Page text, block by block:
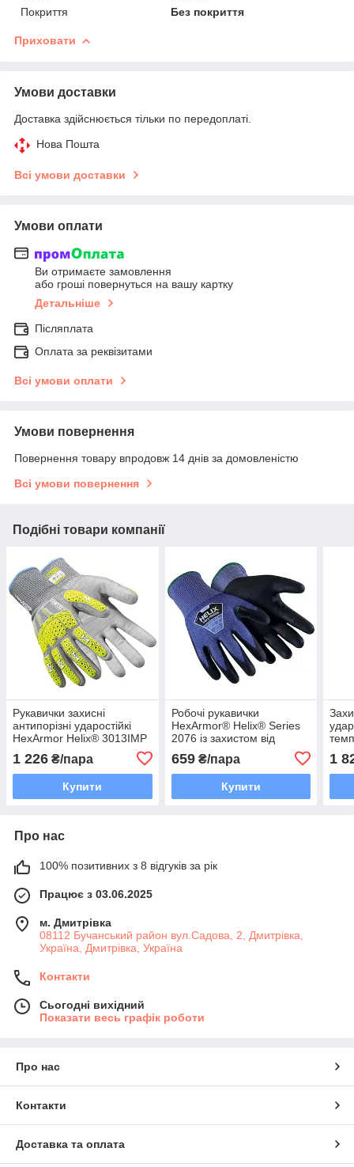
Покриття
Без покриття
Приховати
Умови доставки
Доставка здійснюється тільки по передоплаті.
Нова Пошта
Всі умови доставки
Умови оплати
Ви отримаєте замовлення
або гроші повернуться на вашу картку
Детальніше
Післяплата
Оплата за реквізитами
Всі умови оплати
Умови повернення
Повернення товару впродовж 14 днів за домовленістю
Всі умови повернення
Подібні товари компанії
Рукавички захисні
антипорізні ударостійкі
HexArmor Helix® 3013IMP
1 226 ₴/пара
Купити
Робочі рукавички
HexArmor® Helix® Series
2076 із захистом від
659₴/пара
Купити
1
Про нас
100% позитивних з 8 відгуків за рік
Працює з 03.06.2025
м. Дмитрiвка
08112 Бучанський район вул.Садова, 2, Дмитрівка,
Україна, Дмитрiвка, Україна
Контакти
Сьогодні вихідний
Показати весь графік роботи
Про нас
Контакти
Доставка та оплата